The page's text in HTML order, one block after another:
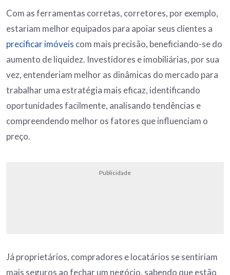
Com as ferramentas corretas, corretores, por exemplo,
estariam melhor equipados para apoiar seus clientes a
precificar imóveis com mais precisão, beneficiando-se do
aumento de liquidez. Investidores e imobiliárias, por sua
vez, entenderiam melhor as dinâmicas do mercado para
trabalhar uma estratégia mais eficaz, identificando
oportunidades facilmente, analisando tendências e
compreendendo melhor os fatores que influenciam o
preço.
Publicidade
Já proprietários, compradores e locatários se sentiriam
mais seguros ao fechar um negócio, sabendo que estão